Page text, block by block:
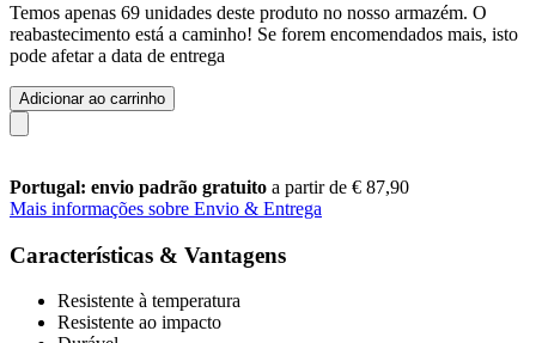
Temos apenas 69 unidades deste produto no nosso armazém. O
reabastecimento está a caminho! Se forem encomendados mais, isto
pode afetar a data de entrega
Adicionar ao carrinho
Portugal: envio padrão gratuito a partir de € 87,90
Mais informações sobre Envio & Entrega
Características & Vantagens
Resistente à temperatura
Resistente ao impacto